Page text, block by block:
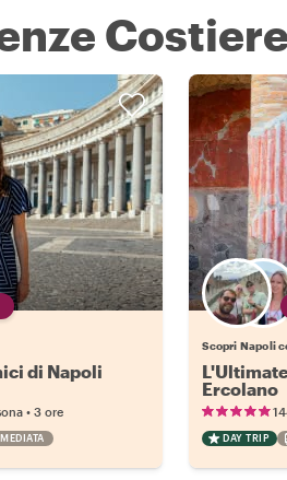
di Napoli
• 3 ore
Scopri Napoli
Ercolano
DAY TRIP